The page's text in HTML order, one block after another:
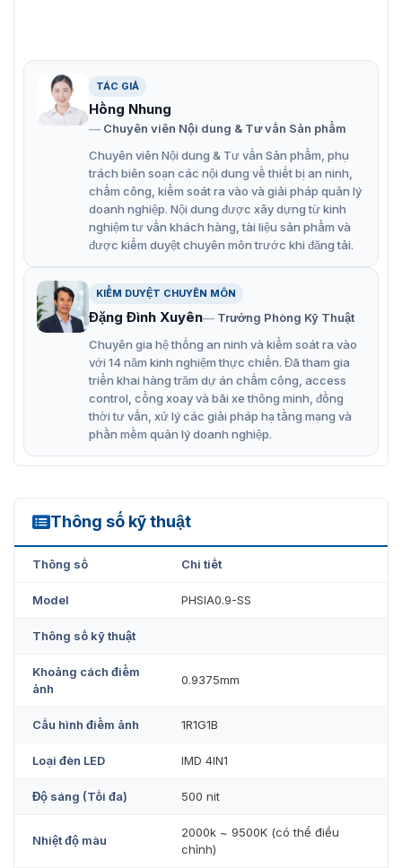
độ phân giải pixel tới pixel 2K, 4K, 8K, 16K.
Tủ nhôm đúc CNC, dung sai nối được kiểm soát trong
phạm vi ± 0,1mm.
Hỗ trợ sao lưu kép nguồn điện và tín hiệu (có thể tùy
Hiệu chỉnh từng điểm một đảm bảo độ phong phú của
màu sắc và độ sáng đồng đều.
TÁC GIẢ
Hồng Nhung
Chuyên viên Nội dung & Tư vấn Sản phẩm
Chuyên viên Nội dung & Tư vấn Sản phẩm, phụ
trách biên soạn các nội dung về thiết bị an ninh,
chấm công, kiểm soát ra vào và giải pháp quản lý
doanh nghiệp. Nội dung được xây dựng từ kinh
nghiệm tư vấn khách hàng, tài liệu sản phẩm và
được kiểm duyệt chuyên môn trước khi đăng tải.
KIỂM DUYỆT CHUYÊN MÔN
Đặng Đình Xuyên
Trưởng Phòng Kỹ Thuật
Chuyên gia hệ thống an ninh và kiểm soát ra vào
với 14 năm kinh nghiệm thực chiến. Đã tham gia
triển khai hàng trăm dự án chấm công, access
control, cổng xoay và bãi xe thông minh, đồng
thời tư vấn, xử lý các giải pháp hạ tầng mạng và
phần mềm quản lý doanh nghiệp.
Thông số kỹ thuật
PHSIA0.9-SS
Thông số Chi tiết
Model PHSIA0.9-SS
Thông số kỹ thuật
Khoảng cách điểm
ảnh
0.9375mm
Cấu hình điểm ảnh 1R1G1B
Loại đèn LED IMD 4IN1
Độ sáng (Tối đa) 500 nit
Nhiệt độ màu
2000k ~ 9500K (có thể điều
chỉnh)